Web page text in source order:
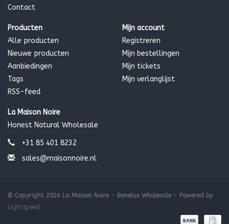
Contact
Producten
Alle producten
Nieuwe producten
Aanbiedingen
Tags
RSS-feed
Mijn account
Registreren
Mijn bestellingen
Mijn tickets
Mijn verlanglijst
La Maison Noire
Honest Natural Wholesale
+31 85 401 8232
sales@maisonnoire.nl
© Copyright 2026 La Maison Noire - Benelux Wholesale - Powered by
Lightspeed